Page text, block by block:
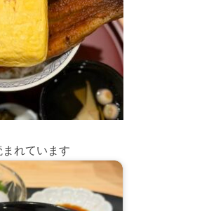
れています